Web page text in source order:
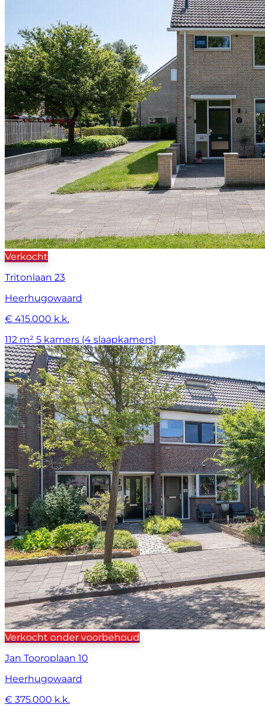
Verkocht
Tritonlaan 23
Heerhugowaard
€ 415.000 k.k.
112 m² 5 kamers (4 slaapkamers)
Verkocht onder voorbehoud
Jan Tooroplaan 10
Heerhugowaard
€ 375.000 k.k.